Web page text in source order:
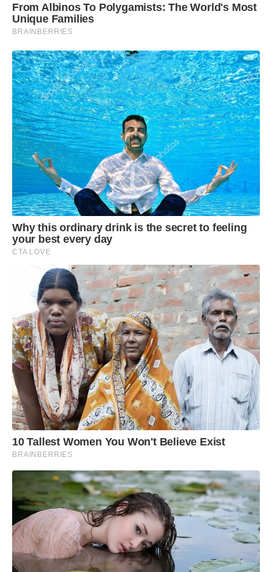
From Albinos To Polygamists: The World's Most
Unique Families
BRAINBERRIES
Why this ordinary drink is the secret to feeling
your best every day
CTA LOVE
10 Tallest Women You Won't Believe Exist
BRAINBERRIES